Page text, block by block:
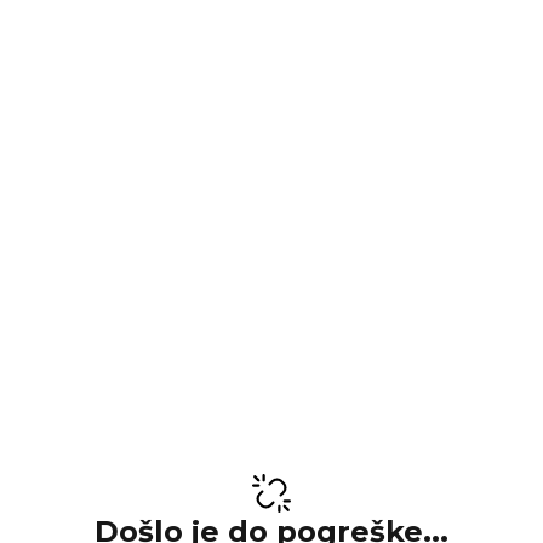
Došlo je do pogreške...